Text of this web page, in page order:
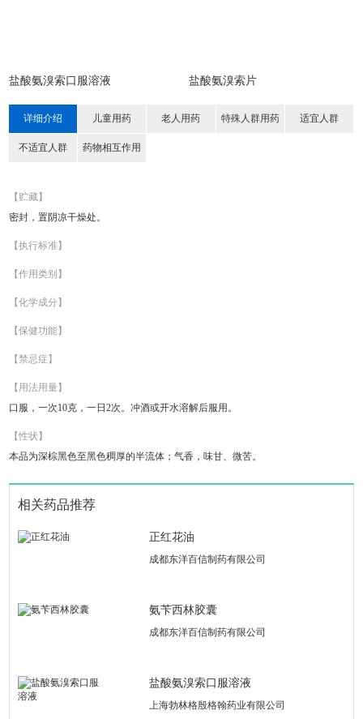
盐酸氨溴索口服溶液 盐酸氨溴索片
详细介绍 儿童用药 老人用药 特殊人群用药 适宜人群
不适宜人群 药物相互作用
【贮藏】
密封，置阴凉干燥处。
【执行标准】
【作用类别】
【化学成分】
【保健功能】
【禁忌症】
【用法用量】
口服，一次10克，一日2次。冲酒或开水溶解后服用。
【性状】
本品为深棕黑色至黑色稠厚的半流体；气香，味甘、微苦。
相关药品推荐
正红花油
成都东洋百信制药有限公司
氨苄西林胶囊
成都东洋百信制药有限公司
盐酸氨溴索口服溶液
上海勃林格殷格翰药业有限公司